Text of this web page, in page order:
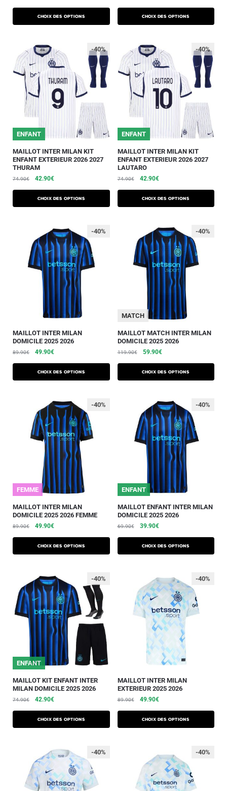
Choix des options Choix des options
ENFANT
-40%
MAILLOT INTER MILAN KIT
ENFANT EXTERIEUR 2026 2027
THURAM
74.90€ 42.90€
Choix des options
ENFANT
-40%
MAILLOT INTER MILAN KIT
ENFANT EXTERIEUR 2026 2027
LAUTARO
74.90€ 42.90€
Choix des options
-40%
MAILLOT INTER MILAN
DOMICILE 2025 2026
89.90€ 49.90€
Choix des options
-40%
MATCH
MAILLOT MATCH INTER MILAN
DOMICILE 2025 2026
119.90€ 59.90€
Choix des options
-40%
FEMME
MAILLOT INTER MILAN
DOMICILE 2025 2026 FEMME
89.90€ 49.90€
Choix des options
-40%
ENFANT
MAILLOT ENFANT INTER MILAN
DOMICILE 2025 2026
69.90€ 39.90€
Choix des options
ENFANT
-40%
MAILLOT KIT ENFANT INTER
MILAN DOMICILE 2025 2026
74.90€ 42.90€
Choix des options
-40%
MAILLOT INTER MILAN
EXTERIEUR 2025 2026
89.90€ 49.90€
Choix des options
-40% -40%